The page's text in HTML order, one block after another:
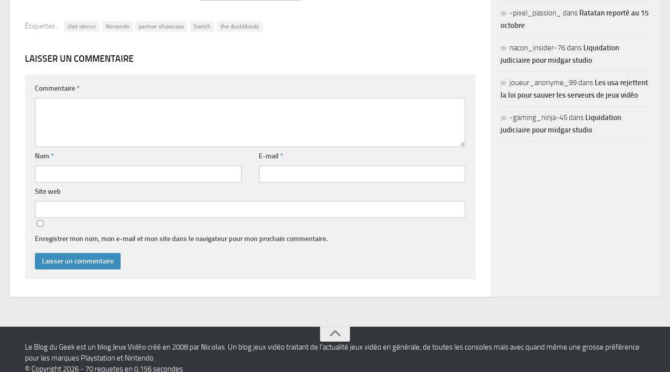
Étiquettes : clair obscur Nintendo partner showcase Switch the duskbloods
LAISSER UN COMMENTAIRE
Commentaire*
Nom * E-mail*
Site web
Enregistrer mon nom, mon e-mail et mon site dans le navigateur pour mon prochain commentaire.
-pixel_passion_ dans Ratatan reporté au 15
octobre
nacon_insider-76dans Liquidation
judiciaire pour midgar studio
joueur_anonyme_99dans Les usa rejettent
la loi pour sauver les serveurs de jeux vidéo
-gaming_ninja-45dans Liquidation
judiciaire pour midgar studio
Le Blog du Geek est un blog Jeux Vidéocréé en 2008 par Nicolas. Un blog jeux vidéo traitant de l'actualité jeux vidéo en générale, de toutes les consoles mais avec quand même une grosse préférence
pour les marques Playstation et Nintendo.
© Copyright 2026 - 70 requetes en 0,156 secondes